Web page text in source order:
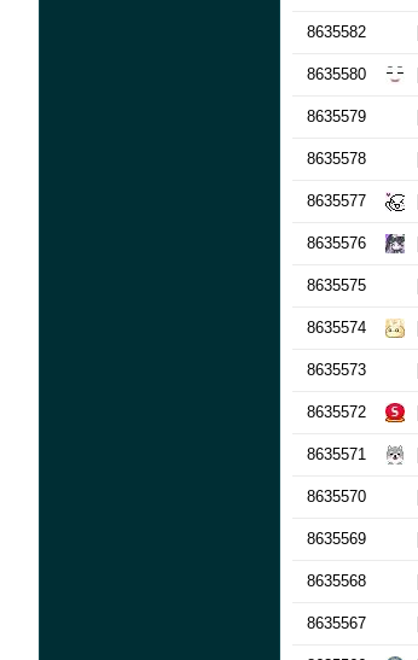
8635582
8635580
8635579
8635578
8635577
8635576
8635575
8635574
8635573
8635572
8635571
8635570
8635569
8635568
8635567